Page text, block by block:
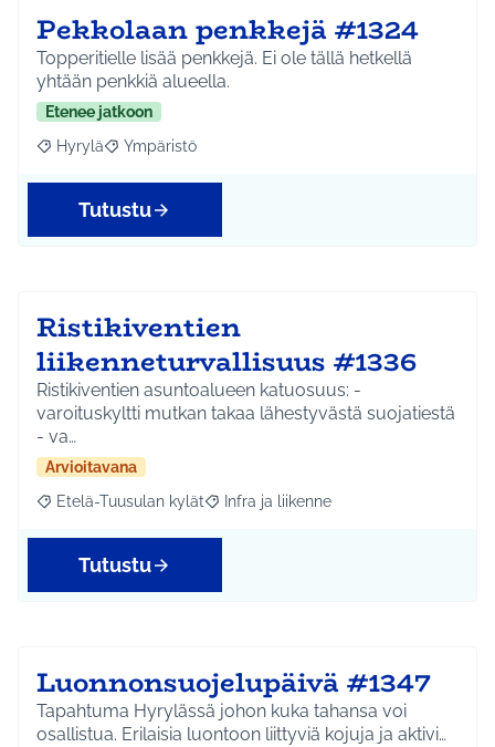
Pekkolaan penkkejä #1324
Topperitielle lisää penkkejä. Ei ole tällä hetkellä
yhtään penkkiä alueella.
Etenee jatkoon
Rajaa tulokset aihepiirin mukaan: Hyrylä
Hyrylä Rajaa tulokset teeman mukaan: Ympäristö
Ympäristö
Tutustu
Ristikiventien
liikenneturvallisuus #1336
Ristikiventien asuntoalueen katuosuus: -
varoituskyltti mutkan takaa lähestyvästä suojatiestä
- va…
Arvioitavana
Rajaa tulokset aihepiirin mukaan: Etelä-Tuusulan kylät
Etelä-Tuusulan kylät Rajaa tulokset teeman mukaan: Infra ja
Infra ja liikenne
Tutustu
Luonnonsuojelupäivä #1347
Tapahtuma Hyrylässä johon kuka tahansa voi
osallistua. Erilaisia luontoon liittyviä kojuja ja aktivi…